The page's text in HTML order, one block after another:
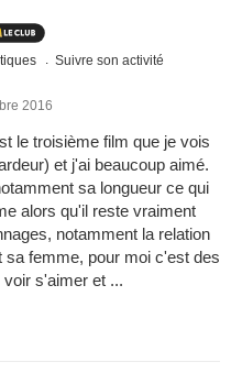
Suivre son activité
2016
le troisième film que je vois
et j'ai beaucoup aimé.
sa longueur ce qui
alors qu'il reste vraiment
notamment la relation
sa femme, pour moi c'est des
s'aimer et ...